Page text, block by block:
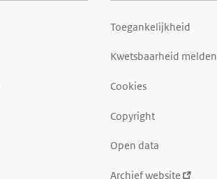
Toegankelijkheid
Kwetsbaarheid melden
Cookies
Copyright
Open data
Archief website